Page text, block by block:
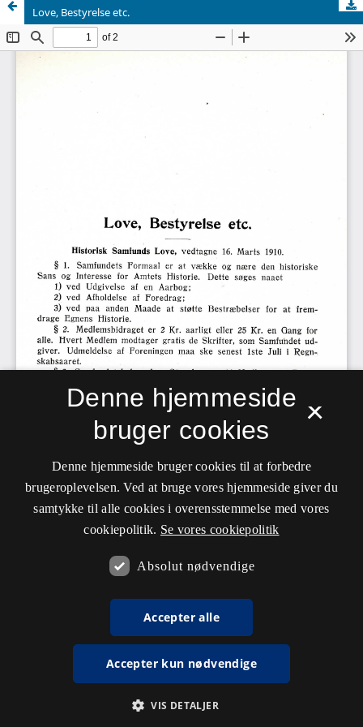
Love, Bestyrelse etc.
×
Denne hjemmeside
bruger cookies
Denne hjemmeside bruger cookies til at forbedre
brugeroplevelsen. Ved at bruge vores hjemmeside giver du
samtykke til alle cookies i overensstemmelse med vores
cookiepolitik. Se vores cookiepolitik
Absolut nødvendige
Accepter alle
Accepter kun nødvendige
VIS DETALJER